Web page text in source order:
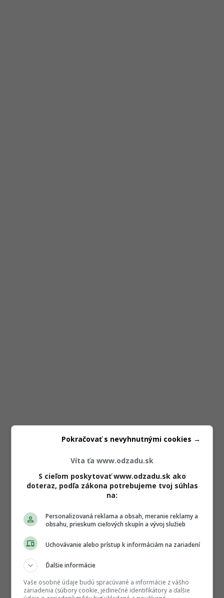
Víta ťa www.odzadu.sk
S cieľom poskytovať www.odzadu.sk ako
doteraz, podľa zákona potrebujeme tvoj súhlas
na:
Personalizovaná reklama a obsah, meranie reklamy a
obsahu, prieskum cieľových skupín a vývoj služieb
Uchovávanie alebo prístup k informáciám na zariadení
Ďalšie informácie
Vaše osobné údaje budú spracúvané a informácie z vášho
zariadenia (súbory cookie, jedinečné identifikátory a ďalšie
Pokračovať s nevyhnutnými cookies →